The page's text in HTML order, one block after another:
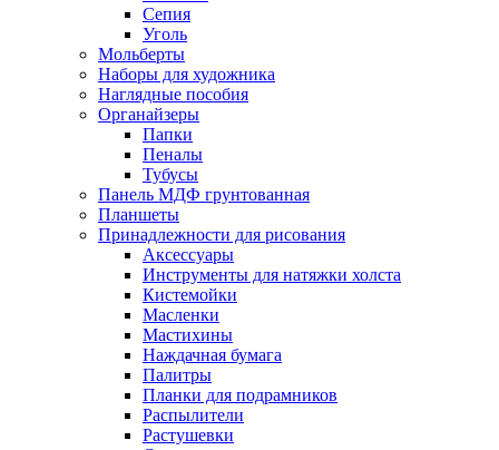
Сепия
Уголь
Мольберты
Наборы для художника
Наглядные пособия
Органайзеры
Папки
Пеналы
Тубусы
Панель МДФ грунтованная
Планшеты
Принадлежности для рисования
Аксессуары
Инструменты для натяжки холста
Кистемойки
Масленки
Мастихины
Наждачная бумага
Палитры
Планки для подрамников
Распылители
Растушевки